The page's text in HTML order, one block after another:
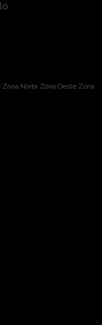
Zona Norte Zona Oeste Zona